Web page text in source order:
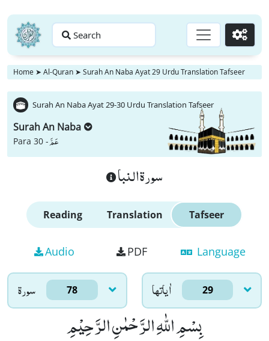
Search Go
Home ➤ Al-Quran ➤ Surah An Naba Ayat 29 Urdu Translation Tafseer
Surah An Naba Ayat 29-30 Urdu Translation Tafseer
Surah An Naba
Para 30 -عَمَّ
سورة النبا
Reading Translation Tafseer
Audio PDF Language
سورۃ 78 اٰياتها 29
بِسْمِ اللّٰهِ الرَّحْمٰنِ الرَّحِیْمِ